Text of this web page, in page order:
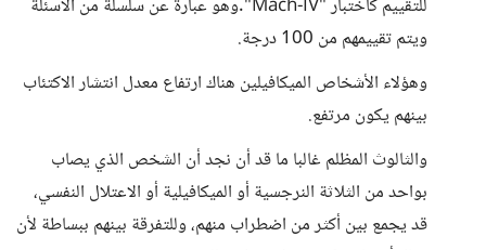
للتقييم كاختبار "Mach-IV".وهو عبارة عن سلسلة من الأسئلة
ويتم تقييمهم من 100 درجة.
وهؤلاء الأشخاص الميكافيلين هناك ارتفاع معدل انتشار الاكتئاب
بينهم يكون مرتفع.
والثالوث المظلم غالبا ما قد أن نجد أن الشخص الذي يصاب
بواحد من الثلاثة النرجسية أو الميكافيلية أو الاعتلال النفسي،
قد يجمع بين أكثر من اضطراب منهم، وللتفرقة بينهم ببساطة لأن